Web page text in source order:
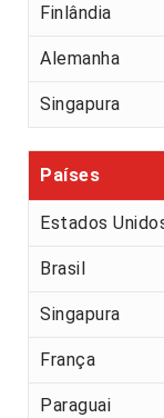
Finlândia
Alemanha
Singapura
Países
Estados
Brasil
Singapura
França
Paraguai